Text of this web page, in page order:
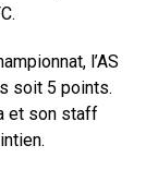
l’AS
soit 5 points.
et son staff